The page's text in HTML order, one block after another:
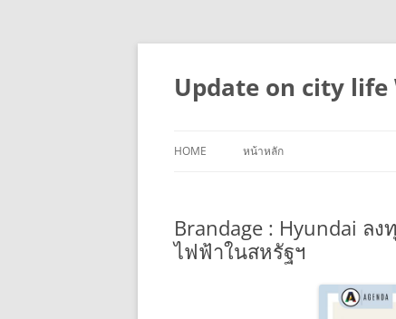
Skip
content
Update on city
HOME หน้าหลัก
Brandage : Hyundai ล
ไฟฟ้าในสหรัฐฯ